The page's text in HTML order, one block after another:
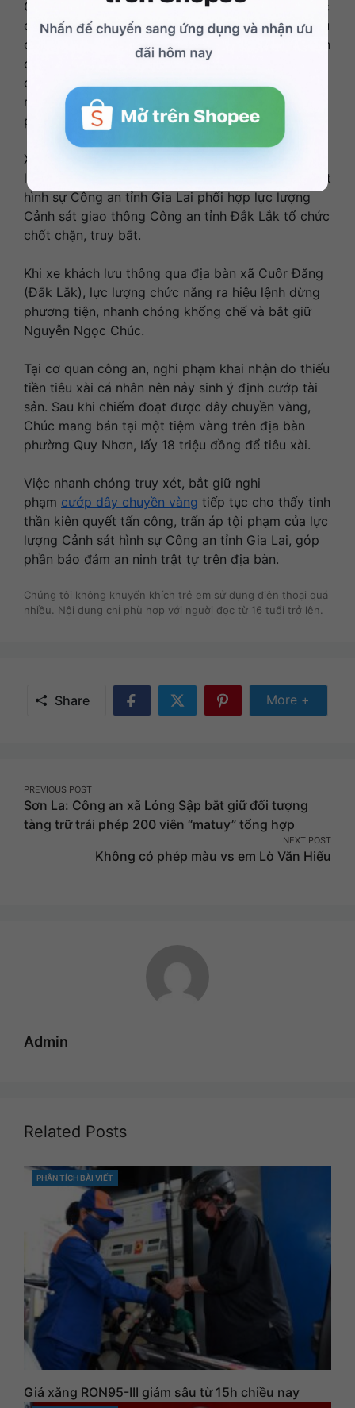
Qua rà soát, lực lượng chức năng nhanh chóng xác
định Nguyễn Ngọc Chúc là nghi phạm thực hiện vụ
cướp dây chuyền vàng nói trên. Quá trình xác minh
cho thấy sau khi gây án, Chúc lẩn trốn tại một khu
chung cư ở phường Quy Nhơn Đông và tìm cách
rời khỏi địa bàn tỉnh Gia Lai để trốn vào các tỉnh
phía nam.
Xác định nghi phạm đang di chuyển trên xe khách
liên tỉnh theo hướng sang Đắk Lắk, Phòng Cảnh sát
hình sự Công an tỉnh Gia Lai phối hợp lực lượng
Cảnh sát giao thông Công an tỉnh Đắk Lắk tổ chức
chốt chặn, truy bắt.
Khi xe khách lưu thông qua địa bàn xã Cuôr Đăng
(Đắk Lắk), lực lượng chức năng ra hiệu lệnh dừng
phương tiện, nhanh chóng khống chế và bắt giữ
Nguyễn Ngọc Chúc.
Tại cơ quan công an, nghi phạm khai nhận do thiếu
tiền tiêu xài cá nhân nên nảy sinh ý định cướp tài
sản. Sau khi chiếm đoạt được dây chuyền vàng,
Chúc mang bán tại một tiệm vàng trên địa bàn
phường Quy Nhơn, lấy 18 triệu đồng để tiêu xài.
Việc nhanh chóng truy xét, bắt giữ nghi
phạm cướp dây chuyền vàng tiếp tục cho thấy tinh
thần kiên quyết tấn công, trấn áp tội phạm của lực
lượng Cảnh sát hình sự Công an tỉnh Gia Lai, góp
phần bảo đảm an ninh trật tự trên địa bàn.
Chúng tôi không khuyến khích trẻ em sử dụng điện thoại quá
nhiều. Nội dung chỉ phù hợp với người đọc từ 16 tuổi trở lên.
Share
Share
Share
Share
More +
Post
navigation
PREVIOUS POST
Sơn La: Công an xã Lóng Sập bắt giữ đối tượng
tàng trữ trái phép 200 viên “matuy” tổng hợp
NEXT POST
Không có phép màu vs em Lò Văn Hiếu
Admin
Related Posts
CATEGORIES
PHÂN TÍCH BÀI VIẾT
Giá xăng RON95-III giảm sâu từ 15h chiều nay